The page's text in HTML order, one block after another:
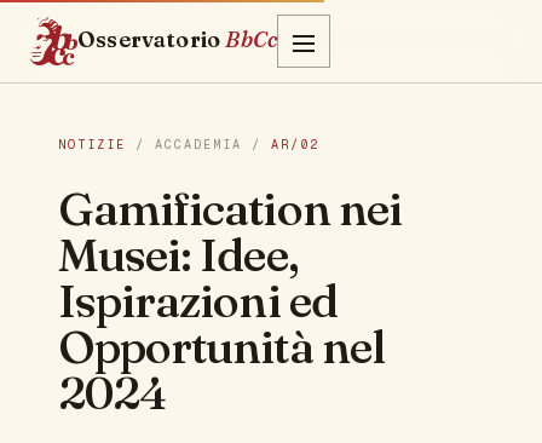
OsservatorioBbCc
NOTIZIE / ACCADEMIA / AR/02
Gamification nei
Musei: Idee,
Ispirazioni ed
Opportunità nel
2024